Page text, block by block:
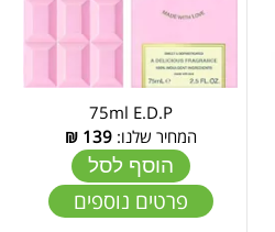
75ml E.D.P
המחיר שלנו:139
₪
הוסף לסל
פרטים נוספים